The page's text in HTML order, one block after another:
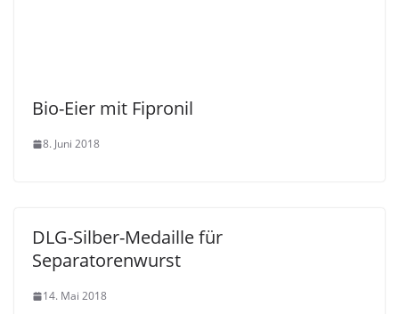
Bio-Eier mit Fipronil
8. Juni 2018
DLG-Silber-Medaille für
Separatorenwurst
14. Mai 2018